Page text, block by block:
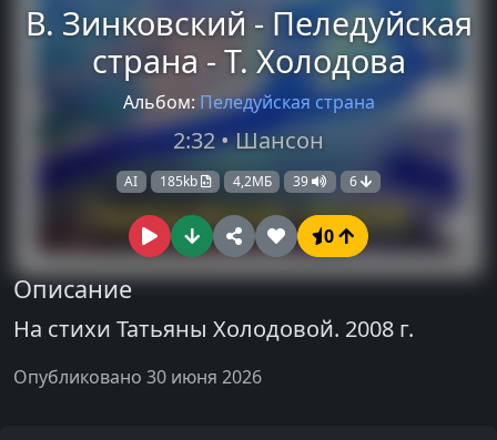
В. Зинковский - Пеледуйская
страна - Т. Холодова
Альбом: Пеледуйская страна
2:32 • Шансон
AI 185kb 4,2МБ 39 6
0
Описание
На стихи Татьяны Холодовой. 2008 г.
Опубликовано 30 июня 2026